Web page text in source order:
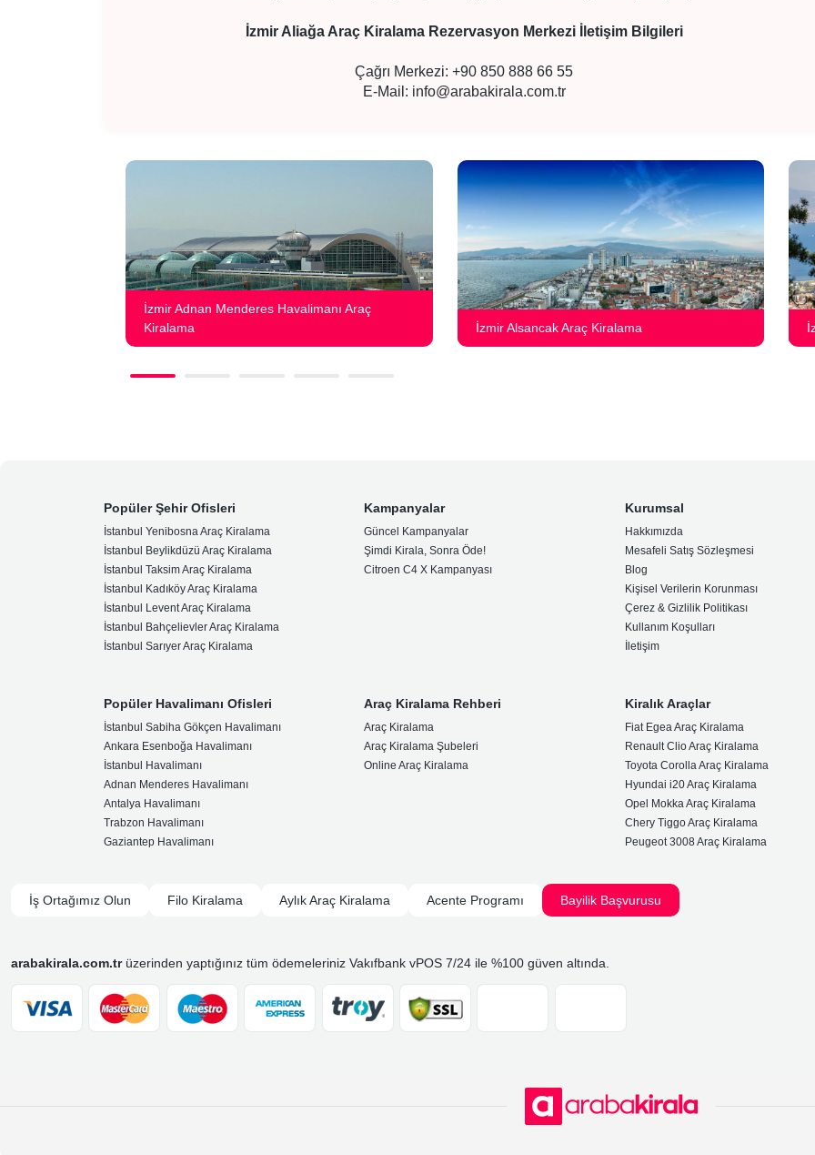
İzmir Aliağa Araç Kiralama Rezervasyon Merkezi İletişim Bilgileri
Çağrı Merkezi: +90 850 888 66 55
E-Mail: info@arabakirala.com.tr
İzmir Adnan Menderes Havalimanı Araç
Kiralama
İzmir Alsancak Araç Kiralama
Popüler Şehir Ofisleri
İstanbul Yenibosna Araç Kiralama
İstanbul Beylikdüzü Araç Kiralama
İstanbul Taksim Araç Kiralama
İstanbul Kadıköy Araç Kiralama
İstanbul Levent Araç Kiralama
İstanbul Bahçelievler Araç Kiralama
İstanbul Sarıyer Araç Kiralama
Kampanyalar
Güncel Kampanyalar
Şimdi Kirala, Sonra Öde!
Citroen C4 X Kampanyası
Kurumsal
Hakkımızda
Mesafeli Satış Sözleşmesi
Blog
Kişisel Verilerin Korunması
Çerez & Gizlilik Politikası
Kullanım Koşulları
İletişim
Popüler Havalimanı Ofisleri
İstanbul Sabiha Gökçen Havalimanı
Ankara Esenboğa Havalimanı
İstanbul Havalimanı
Adnan Menderes Havalimanı
Antalya Havalimanı
Trabzon Havalimanı
Gaziantep Havalimanı
Araç Kiralama Rehberi
Araç Kiralama
Araç Kiralama Şubeleri
Online Araç Kiralama
Kiralık Araçlar
Fiat Egea Araç Kiralama
Renault Clio Araç Kiralama
Toyota Corolla Araç Kiralama
Hyundai i20 Araç Kiralama
Opel Mokka Araç Kiralama
Chery Tiggo Araç Kiralama
Peugeot 3008 Araç Kiralama
İş Ortağımız Olun Filo Kiralama Aylık Araç Kiralama Acente Programı Bayilik Başvurusu
arabakirala.com.trüzerinden yaptığınız tüm ödemeleriniz Vakıfbank vPOS 7/24 ile %100 güven altında.